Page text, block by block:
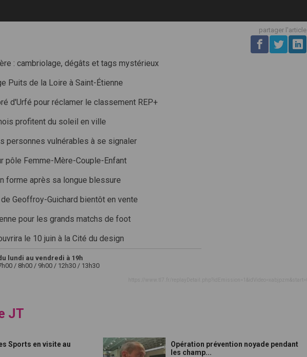
partager l'article
: cambriolage, dégâts et tags mystérieux
Puits de la Loire à Saint-Étienne
d'Urfé pour réclamer le classement REP+
profitent du soleil en ville
personnes vulnérables à se signaler
pôle Femme-Mère-Couple-Enfant
forme après sa longue blessure
Geoffroy-Guichard bientôt en vente
pour les grands matchs de foot
le 10 juin à la Cité du design
lundi au vendredi à 19h
/ 8h00 / 9h00 / 12h30 / 13h30
JT
Sports en visite au
Opération prévention noyade pendant
les champ...